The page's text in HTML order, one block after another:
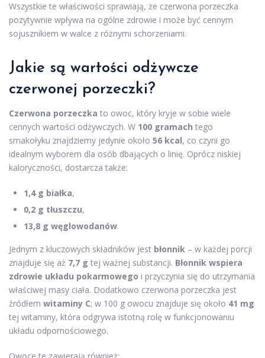
Wszystkie te właściwości sprawiają, że czerwona porzeczka
pozytywnie wpływa na ogólne zdrowie i może być cennym
sojusznikiem w walce z różnymi schorzeniami.
Jakie są wartości odżywcze
czerwonej porzeczki?
Czerwona porzeczka to owoc, który kryje w sobie wiele
cennych wartości odżywczych. W 100 gramach tego
smakołyku znajdziemy jedynie około 56 kcal, co czyni go
idealnym wyborem dla osób dbających o linię. Oprócz niskiej
kaloryczności, dostarcza także:
1,4 g białka,
0,2 g tłuszczu,
13,8 g węglowodanów.
Jednym z kluczowych składników jest błonnik – w każdej porcji
znajduje się aż 7,7 g tej ważnej substancji. Błonnik wspiera
zdrowie układu pokarmowego i przyczynia się do utrzymania
właściwej masy ciała. Dodatkowo czerwona porzeczka jest
źródłem witaminy C; w 100 g owocu znajduje się około 41 mg
tej witaminy, która odgrywa istotną rolę w funkcjonowaniu
układu odpornościowego.